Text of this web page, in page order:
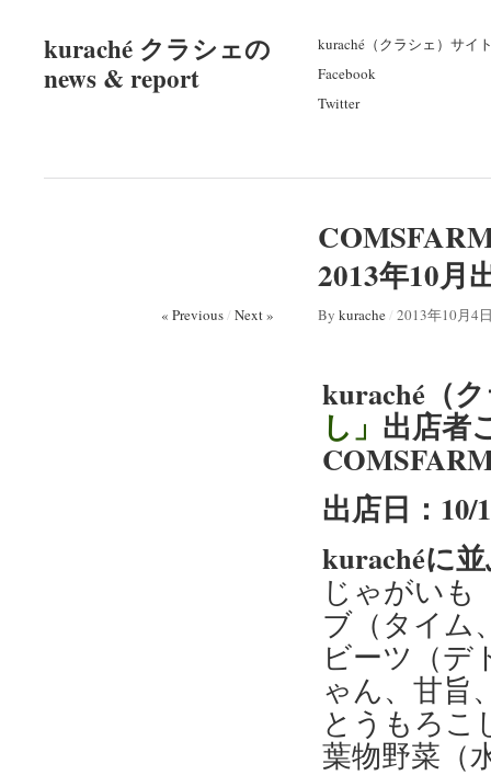
kuraché クラシェの
news & report
kuraché（クラシェ）サイ
Facebook
Twitter
2013年10月
« Previous/ Next » By kurache/ 2013年10月4
kuraché（
し」 出店者
出店日：10/
kurachéに
じゃがいも
ブ（タイム
ビーツ（デ
ゃん、甘旨
とうもろこ
葉物野菜（